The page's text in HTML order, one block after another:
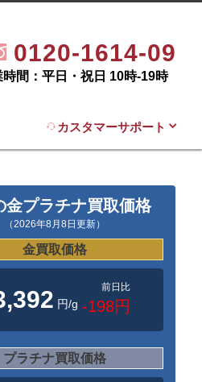
0120-1614-09
時間：平日・祝日 10時-19時
カスタマーサポート
金プラチナ買取価格
（2026年8月8日更新）
金買取価格
円/g
前日比
-198円
プラチナ買取価格